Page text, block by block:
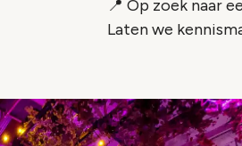
📍 Op zoek naar
Laten we